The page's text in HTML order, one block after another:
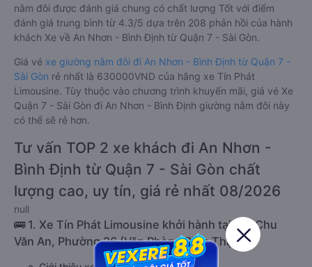
nằm đôi được đánh giá chung có chất lượng Tốt với điểm
đánh giá trung bình từ 4.3/5 dựa trên 208 phản hồi của hành
khách Xe về An Nhơn - Bình Định từ Quận 7 - Sài Gòn.
Giá vé xe giường nằm đôi đi An Nhơn - Bình Định từ Quận 7 -
Sài Gòn rẻ nhất là 630000VND của hãng xe Tín Phát
Limousine. Tùy thuộc vào chương trình khuyến mãi, giá vé Xe
Quận 7 - Sài Gòn đi An Nhơn - Bình Định giường nằm đôi này
có thể sẽ rẻ hơn.
Tư vấn TOP 2 xe khách đi An Nhơn -
Bình Định từ Quận 7 - Sài Gòn chất
lượng cao, uy tín, giá rẻ nhất 08/2026
null
🚌 1. Xe Tín Phát Limousine khởi hành tại 181 Chu
Văn An, Phường 26 (Văn Phòng Bình Thạnh)